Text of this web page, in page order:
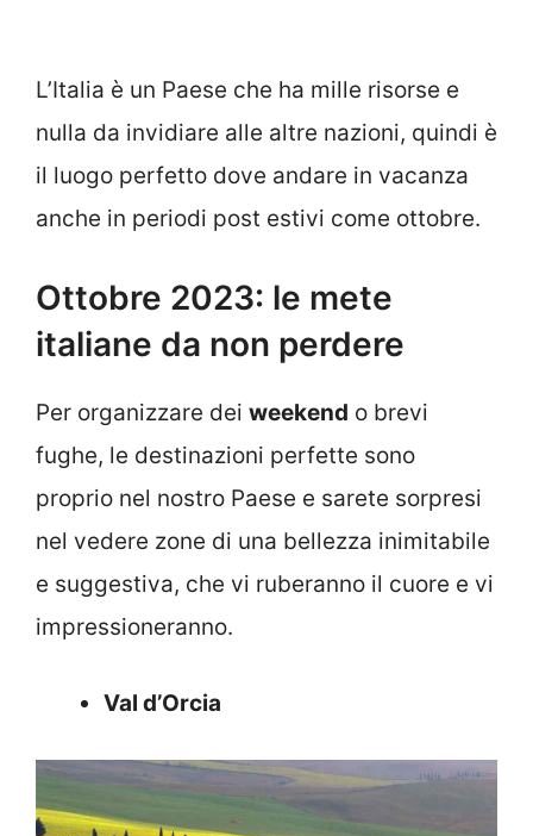
L’Italia è un Paese che ha mille risorse e
nulla da invidiare alle altre nazioni, quindi è
il luogo perfetto dove andare in vacanza
anche in periodi post estivi come ottobre.
Ottobre 2023: le mete
italiane da non perdere
Per organizzare dei weekend o brevi
fughe, le destinazioni perfette sono
proprio nel nostro Paese e sarete sorpresi
nel vedere zone di una bellezza inimitabile
e suggestiva, che vi ruberanno il cuore e vi
impressioneranno.
Val d’Orcia